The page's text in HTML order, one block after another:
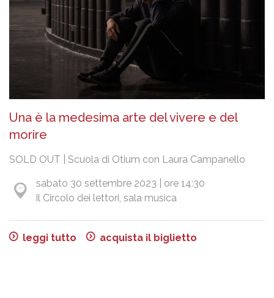
Una è la medesima arte del vivere e del
morire
SOLD OUT | Scuola di Otium con Laura Campanello
sabato 30 settembre 2023 | ore 14:30
il Circolo dei lettori, sala musica
leggi tutto acquista il biglietto